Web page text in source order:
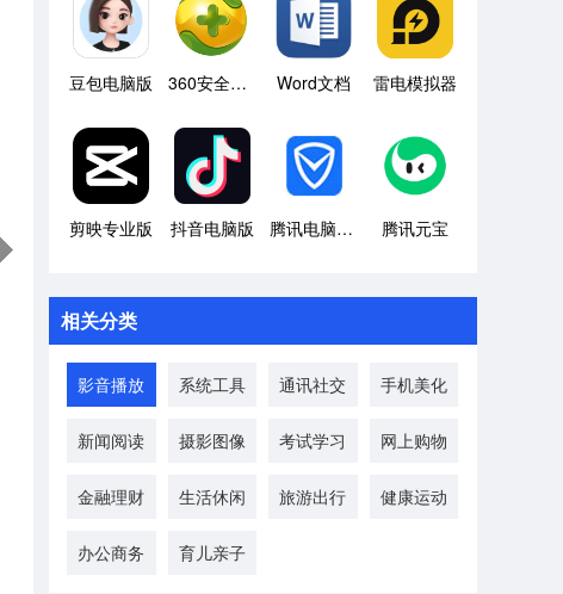
豆包电脑版 360安全卫士 Word文档 雷电模拟器
剪映专业版 抖音电脑版 腾讯电脑管家 腾讯元宝
相关分类
影音播放 系统工具 通讯社交 手机美化
新闻阅读 摄影图像 考试学习 网上购物
金融理财 生活休闲 旅游出行 健康运动
办公商务 育儿亲子